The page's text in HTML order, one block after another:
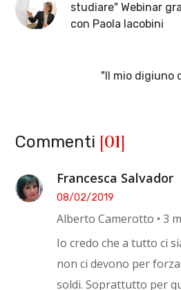
studiare" Webinar
con Paola Iacobini
"Il mio digiuno
Commenti [01]
Francesca Salvador
08/02/2019
Alberto Camerotto • 3
Io credo che a tutto ci
non ci devono per
soldi. Soprattutto per